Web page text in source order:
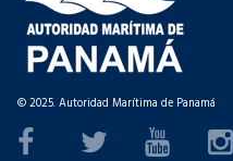
© 2025. Autoridad Marítima de Panamá